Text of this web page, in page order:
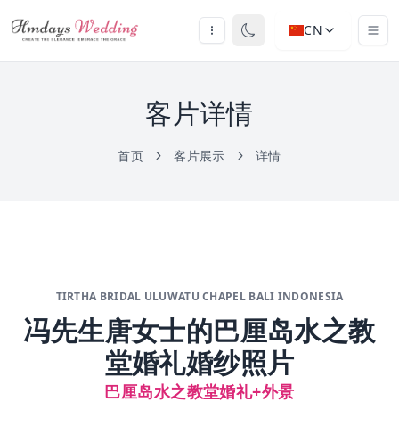
CN
客片详情
首页 客片展示 详情
TIRTHA BRIDAL ULUWATU CHAPEL BALI INDONESIA
冯先生唐女士的巴厘岛水之教
堂婚礼婚纱照片
巴厘岛水之教堂婚礼+外景